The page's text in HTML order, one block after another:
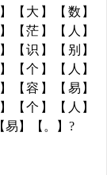
【大】【数】
【茫】【人】
【识】【别】
【个】【人】
【容】【易】
【个】【人】
易】【。】?